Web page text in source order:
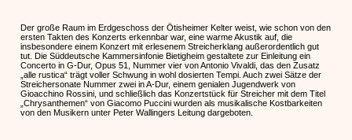
Der große Raum im Erdgeschoss der Ötisheimer Kelter weist, wie schon von den
ersten Takten des Konzerts erkennbar war, eine warme Akustik auf, die
insbesondere einem Konzert mit erlesenem Streicherklang außerordentlich gut
tut. Die Süddeutsche Kammersinfonie Bietigheim gestaltete zur Einleitung ein
Concerto in G-Dur, Opus 51, Nummer vier von Antonio Vivaldi, das den Zusatz
„alle rustica“ trägt voller Schwung in wohl dosierten Tempi. Auch zwei Sätze der
Streichersonate Nummer zwei in A-Dur, einem genialen Jugendwerk von
Gioacchino Rossini, und schließlich das Konzertstück für Streicher mit dem Titel
„Chrysanthemen“ von Giacomo Puccini wurden als musikalische Kostbarkeiten
von den Musikern unter Peter Wallingers Leitung dargeboten.